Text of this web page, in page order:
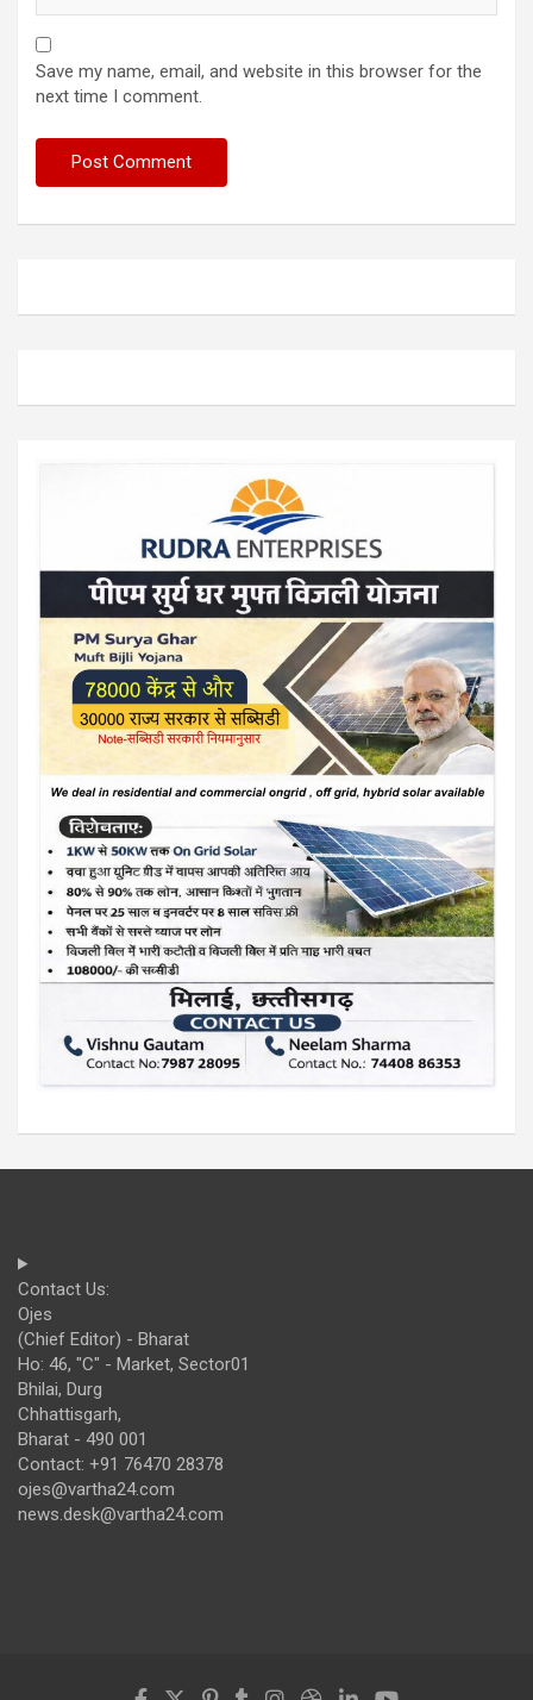
Save my name, email, and website in this browser for the
next time I comment.
Contact Us:
Ojes
(Chief Editor) - Bharat
Ho: 46, "C" - Market, Sector01
Bhilai, Durg
Chhattisgarh,
Bharat - 490 001
Contact: +91 76470 28378
ojes@vartha24.com
news.desk@vartha24.com